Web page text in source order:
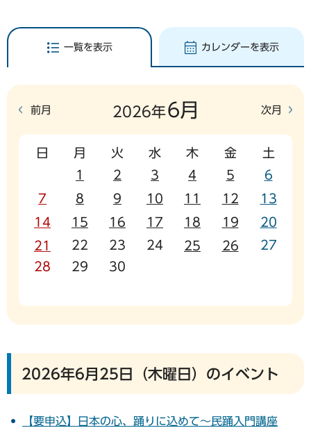
一覧を表示 カレンダーを表示
2026年6月
前月 次月
日 月 火 水 木 金
土
1
2 3 4 5
6
7
8 9 10 11 12
13
14
15 16 17 18 19
20
21
22 23 24 25 26
27
28
29 30
2026年6月25日（木曜日）のイベント
【要申込】日本の心、踊りに込めて～民踊入門講座